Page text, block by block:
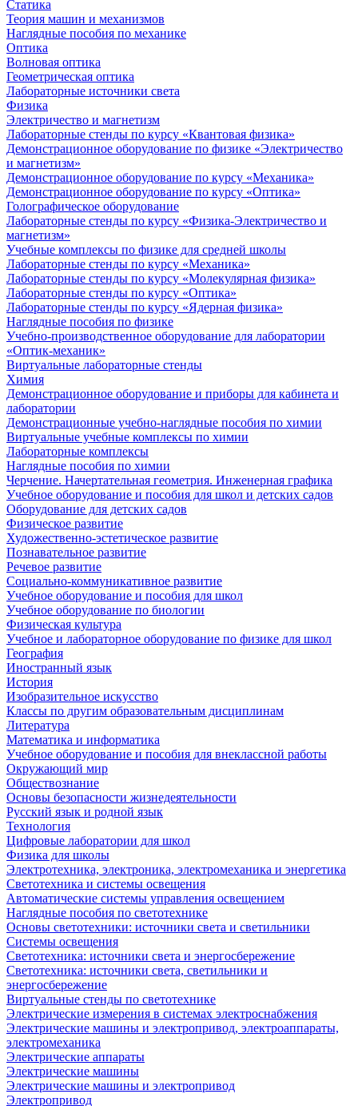
Статика
Теория машин и механизмов
Наглядные пособия по механике
Оптика
Волновая оптика
Геометрическая оптика
Лабораторные источники света
Физика
Электричество и магнетизм
Лабораторные стенды по курсу «Квантовая физика»
Демонстрационное оборудование по физике «Электричество
и магнетизм»
Демонстрационное оборудование по курсу «Механика»
Демонстрационное оборудование по курсу «Оптика»
Голографическое оборудование
Лабораторные стенды по курсу «Физика-Электричество и
магнетизм»
Учебные комплексы по физике для средней школы
Лабораторные стенды по курсу «Механика»
Лабораторные стенды по курсу «Молекулярная физика»
Лабораторные стенды по курсу «Оптика»
Лабораторные стенды по курсу «Ядерная физика»
Наглядные пособия по физике
Учебно-производственное оборудование для лаборатории
«Оптик-механик»
Виртуальные лабораторные стенды
Химия
Демонстрационное оборудование и приборы для кабинета и
лаборатории
Демонстрационные учебно-наглядные пособия по химии
Виртуальные учебные комплексы по химии
Лабораторные комплексы
Наглядные пособия по химии
Черчение. Начертательная геометрия. Инженерная графика
Учебное оборудование и пособия для школ и детских садов
Оборудование для детских садов
Физическое развитие
Художественно-эстетическое развитие
Познавательное развитие
Речевое развитие
Социально-коммуникативное развитие
Учебное оборудование и пособия для школ
Учебное оборудование по биологии
Физическая культура
Учебное и лабораторное оборудование по физике для школ
География
Иностранный язык
История
Изобразительное искусство
Классы по другим образовательным дисциплинам
Литература
Математика и информатика
Учебное оборудование и пособия для внеклассной работы
Окружающий мир
Обществознание
Основы безопасности жизнедеятельности
Русский язык и родной язык
Технология
Цифровые лаборатории для школ
Физика для школы
Электротехника, электроника, электромеханика и энергетика
Светотехника и системы освещения
Автоматические системы управления освещением
Наглядные пособия по светотехнике
Основы светотехники: источники света и светильники
Системы освещения
Светотехника: источники света и энергосбережение
Светотехника: источники света, светильники и
энергосбережение
Виртуальные стенды по светотехнике
Электрические измерения в системах электроснабжения
Электрические машины и электропривод, электроаппараты,
электромеханика
Электрические аппараты
Электрические машины
Электрические машины и электропривод
Электропривод